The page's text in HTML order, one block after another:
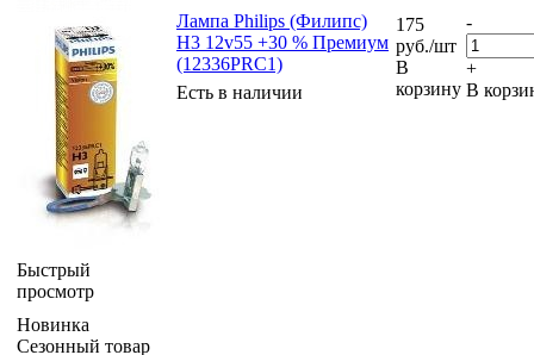
Быстрый
просмотр
Лампа Philips (Филипс)
H3 12v55 +30 % Премиум
(12336PRC1)
Есть в наличии
175
руб./шт
В
корзину
-
+
В
Новинка
Сезонный товар